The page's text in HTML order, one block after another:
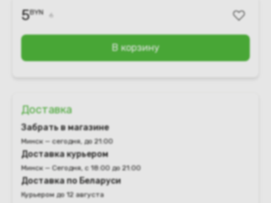
5BYN 6
В корзину
Доставка
Забрать в магазине
Минск — сегодня, до 21:00
Доставка курьером
Минск — Сегодня, с 18:00 до 21:00
Доставка по Беларуси
Курьером до 12 августа